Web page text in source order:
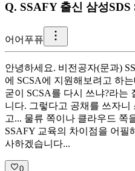
Q. SSAFY 출신 삼성SDS
어 어푸퓨
안녕하세요. 비전공자(문과)
에 SCSA에 지원해보려고 하
굳이 SCSA를 다시 쓰냐?라는
니다. 그렇다고 공채를 쓰자
고... 물류 쪽이나 클라우드 쪽
SSAFY 교육의 차이점을 어필
사하겠습니다...
0